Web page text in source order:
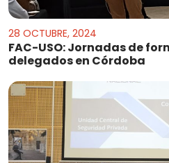
28 OCTUBRE, 2024
FAC-USO: Jornadas de
delegados en Córdoba